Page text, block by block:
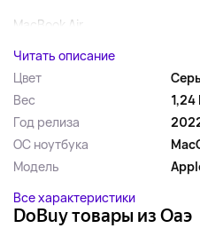
MacBook Air ...
Читать описание
Цвет
Вес
1,24
Год релиза
ОС ноутбука
Модель
Все характеристики